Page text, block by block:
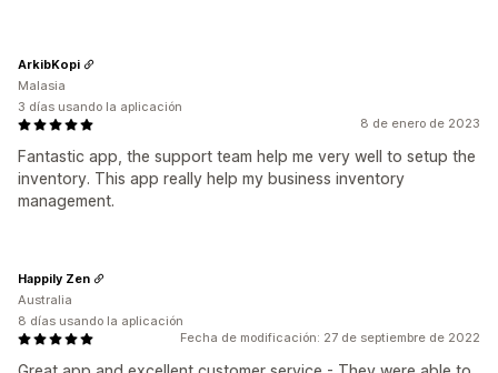
8 de enero de 2023
Fantastic app, the support team help me very well to setup the
inventory. This app really help my business inventory
management.
ArkibKopi
Malasia
3 días usando la aplicación
Fecha de modificación: 27 de septiembre de 2022
Happily Zen
Australia
8 días usando la aplicación